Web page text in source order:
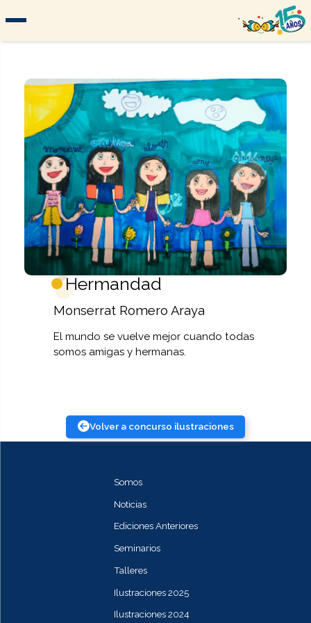
Volver a concurso ilustraciones
Hermandad
Monserrat Romero Araya
El mundo se vuelve mejor cuando todas
somos amigas y hermanas.
Somos
Noticias
Ediciones Anteriores
Seminarios
Talleres
Ilustraciones 2025
Ilustraciones 2024